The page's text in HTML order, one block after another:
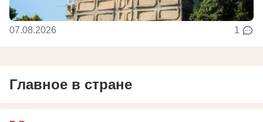
07.08.2026 1
Главное в стране